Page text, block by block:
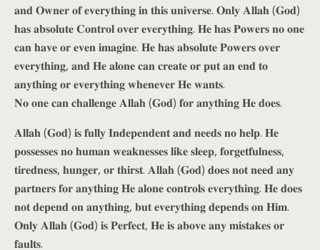
𝐚𝐧𝐝 𝐎𝐰𝐧𝐞𝐫 𝐨𝐟 𝐞𝐯𝐞𝐫𝐲𝐭𝐡𝐢𝐧𝐠 𝐢𝐧 𝐭𝐡𝐢𝐬 𝐮𝐧𝐢𝐯𝐞𝐫𝐬𝐞. 𝐎𝐧𝐥𝐲 𝐀𝐥𝐥𝐚𝐡 (𝐆𝐨𝐝)
𝐡𝐚𝐬 𝐚𝐛𝐬𝐨𝐥𝐮𝐭𝐞 𝐂𝐨𝐧𝐭𝐫𝐨𝐥 𝐨𝐯𝐞𝐫 𝐞𝐯𝐞𝐫𝐲𝐭𝐡𝐢𝐧𝐠. 𝐇𝐞 𝐡𝐚𝐬 𝐏𝐨𝐰𝐞𝐫𝐬 𝐧𝐨 𝐨𝐧𝐞
𝐜𝐚𝐧 𝐡𝐚𝐯𝐞 𝐨𝐫 𝐞𝐯𝐞𝐧 𝐢𝐦𝐚𝐠𝐢𝐧𝐞. 𝐇𝐞 𝐡𝐚𝐬 𝐚𝐛𝐬𝐨𝐥𝐮𝐭𝐞 𝐏𝐨𝐰𝐞𝐫𝐬 𝐨𝐯𝐞𝐫
𝐞𝐯𝐞𝐫𝐲𝐭𝐡𝐢𝐧𝐠, 𝐚𝐧𝐝 𝐇𝐞 𝐚𝐥𝐨𝐧𝐞 𝐜𝐚𝐧 𝐜𝐫𝐞𝐚𝐭𝐞 𝐨𝐫 𝐩𝐮𝐭 𝐚𝐧 𝐞𝐧𝐝 𝐭𝐨
𝐚𝐧𝐲𝐭𝐡𝐢𝐧𝐠 𝐨𝐫 𝐞𝐯𝐞𝐫𝐲𝐭𝐡𝐢𝐧𝐠 𝐰𝐡𝐞𝐧𝐞𝐯𝐞𝐫 𝐇𝐞 𝐰𝐚𝐧𝐭𝐬.
𝐍𝐨 𝐨𝐧𝐞 𝐜𝐚𝐧 𝐜𝐡𝐚𝐥𝐥𝐞𝐧𝐠𝐞 𝐀𝐥𝐥𝐚𝐡 (𝐆𝐨𝐝) 𝐟𝐨𝐫 𝐚𝐧𝐲𝐭𝐡𝐢𝐧𝐠 𝐇𝐞 𝐝𝐨𝐞𝐬.
𝐀𝐥𝐥𝐚𝐡 (𝐆𝐨𝐝) 𝐢𝐬 𝐟𝐮𝐥𝐥𝐲 𝐈𝐧𝐝𝐞𝐩𝐞𝐧𝐝𝐞𝐧𝐭 𝐚𝐧𝐝 𝐧𝐞𝐞𝐝𝐬 𝐧𝐨 𝐡𝐞𝐥𝐩. 𝐇𝐞
𝐩𝐨𝐬𝐬𝐞𝐬𝐬𝐞𝐬 𝐧𝐨 𝐡𝐮𝐦𝐚𝐧 𝐰𝐞𝐚𝐤𝐧𝐞𝐬𝐬𝐞𝐬 𝐥𝐢𝐤𝐞 𝐬𝐥𝐞𝐞𝐩, 𝐟𝐨𝐫𝐠𝐞𝐭𝐟𝐮𝐥𝐧𝐞𝐬𝐬,
𝐭𝐢𝐫𝐞𝐝𝐧𝐞𝐬𝐬, 𝐡𝐮𝐧𝐠𝐞𝐫, 𝐨𝐫 𝐭𝐡𝐢𝐫𝐬𝐭. 𝐀𝐥𝐥𝐚𝐡 (𝐆𝐨𝐝) 𝐝𝐨𝐞𝐬 𝐧𝐨𝐭 𝐧𝐞𝐞𝐝 𝐚𝐧𝐲
𝐩𝐚𝐫𝐭𝐧𝐞𝐫𝐬 𝐟𝐨𝐫 𝐚𝐧𝐲𝐭𝐡𝐢𝐧𝐠 𝐇𝐞 𝐚𝐥𝐨𝐧𝐞 𝐜𝐨𝐧𝐭𝐫𝐨𝐥𝐬 𝐞𝐯𝐞𝐫𝐲𝐭𝐡𝐢𝐧𝐠. 𝐇𝐞 𝐝𝐨𝐞𝐬
𝐧𝐨𝐭 𝐝𝐞𝐩𝐞𝐧𝐝 𝐨𝐧 𝐚𝐧𝐲𝐭𝐡𝐢𝐧𝐠, 𝐛𝐮𝐭 𝐞𝐯𝐞𝐫𝐲𝐭𝐡𝐢𝐧𝐠 𝐝𝐞𝐩𝐞𝐧𝐝𝐬 𝐨𝐧 𝐇𝐢𝐦.
𝐎𝐧𝐥𝐲 𝐀𝐥𝐥𝐚𝐡 (𝐆𝐨𝐝) 𝐢𝐬 𝐏𝐞𝐫𝐟𝐞𝐜𝐭, 𝐇𝐞 𝐢𝐬 𝐚𝐛𝐨𝐯𝐞 𝐚𝐧𝐲 𝐦𝐢𝐬𝐭𝐚𝐤𝐞𝐬 𝐨𝐫
𝐟𝐚𝐮𝐥𝐭𝐬.